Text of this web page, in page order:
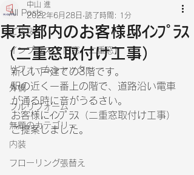
All Posts
ご挨拶
インプラス【 内窓・二重窓】
リフォームシャッター
外構
フルリフォーム
無題のカテゴリー
内装
フローリング張替え
東京都内のお客様邸ｲﾝﾌﾟﾗｽ
（二重窓取付け工事）
中山 進
2022年6月28日 読了時間: 1分
新しい戸建ての3階です。
駅の近く一番上の階で、道路沿い電車
が通る時に音がうるさい。
お客様にｲﾝﾌﾟﾗｽ（二重窓取付け工事）
ご提案しました。